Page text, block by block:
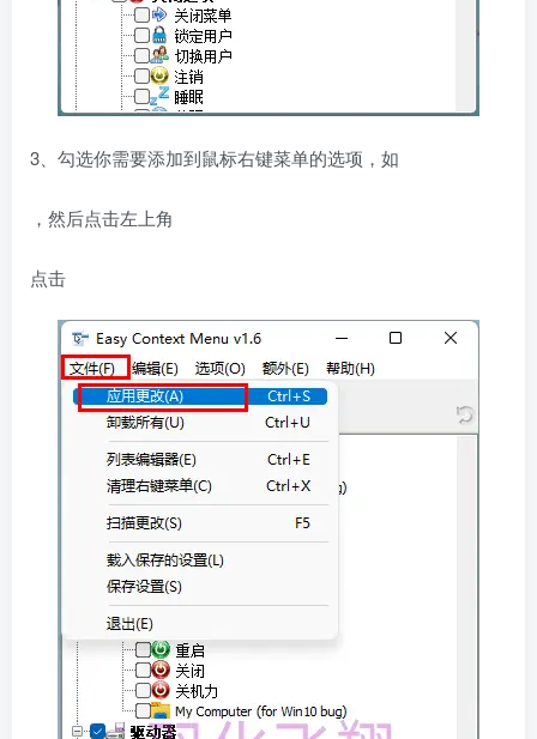
3、勾选你需要添加到鼠标右键菜单的选项，如
，然后点击左上角
点击